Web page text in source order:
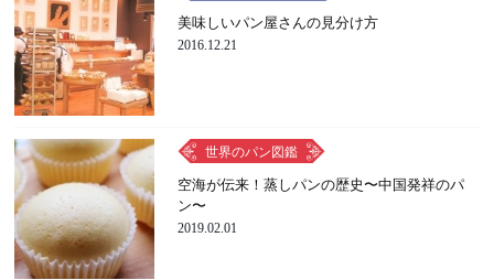
美味しいパン屋さんの見分け方
2016.12.21
世界のパン図鑑
空海が伝来！蒸しパンの歴史〜中国発祥のパ
ン〜
2019.02.01